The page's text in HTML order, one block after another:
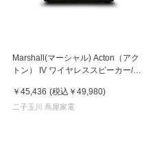
Marshall(マーシャル) Acton（アク
トン） IV ワイヤレススピーカー/ブ
￥45,436 (税込 ￥49,980)
二子玉川 蔦屋家電